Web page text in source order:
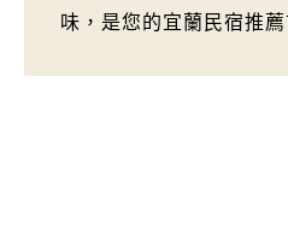
味，是您的宜蘭民宿推薦